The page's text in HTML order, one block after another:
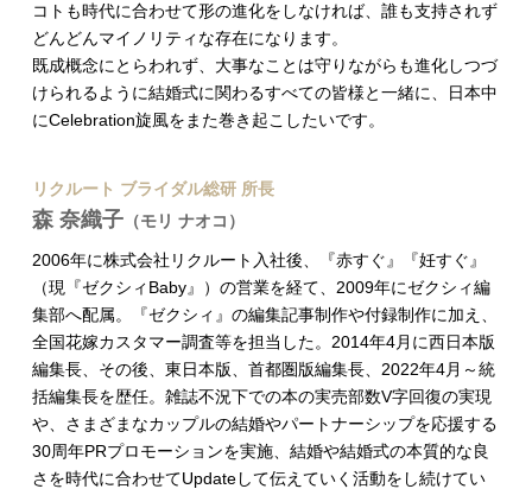
コトも時代に合わせて形の進化をしなければ、誰も支持されず
どんどんマイノリティな存在になります。
既成概念にとらわれず、大事なことは守りながらも進化しつづ
けられるように結婚式に関わるすべての皆様と一緒に、日本中
にCelebration旋風をまた巻き起こしたいです。
リクルート ブライダル総研 所長
森 奈織子（モリ ナオコ）
2006年に株式会社リクルート入社後、『赤すぐ』『妊すぐ』
（現『ゼクシィBaby』）の営業を経て、2009年にゼクシィ編
集部へ配属。『ゼクシィ』の編集記事制作や付録制作に加え、
全国花嫁カスタマー調査等を担当した。2014年4月に西日本版
編集長、その後、東日本版、首都圏版編集長、2022年4月～統
括編集長を歴任。雑誌不況下での本の実売部数V字回復の実現
や、さまざまなカップルの結婚やパートナーシップを応援する
30周年PRプロモーションを実施、結婚や結婚式の本質的な良
さを時代に合わせてUpdateして伝えていく活動をし続けてい